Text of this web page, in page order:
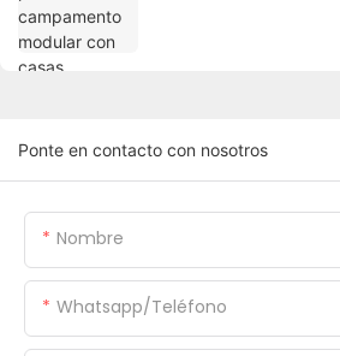
Ponte en contacto con nosotros
Nombre
Whatsapp/Teléfono